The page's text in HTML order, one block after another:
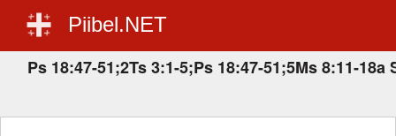
Piibel.NET
Ps 18:47-51;2Ts 3:1-5;Ps 18:47-51;5Ms 8:11-18a